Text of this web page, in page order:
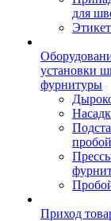
для
установки
фурнитуры
Приход